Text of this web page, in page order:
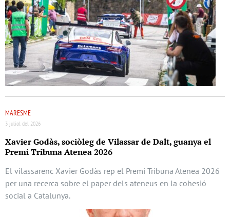
MARESME
3 juliol del 2026
Xavier Godàs, sociòleg de Vilassar de Dalt, guanya el
Premi Tribuna Atenea 2026
El vilassarenc Xavier Godàs rep el Premi Tribuna Atenea 2026
per una recerca sobre el paper dels ateneus en la cohesió
social a Catalunya.